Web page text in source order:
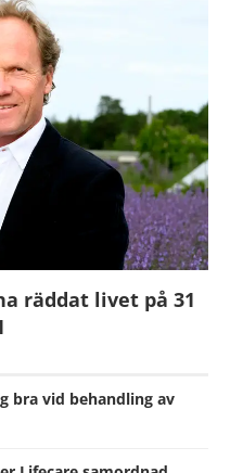
räddat livet på 31
bra vid behandling av